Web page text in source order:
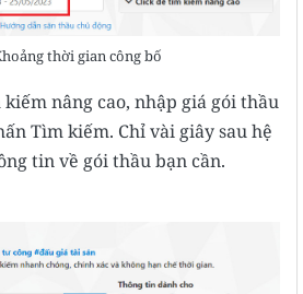
thời gian công bố
nâng cao, nhập giá gói thầu
Tìm kiếm. Chỉ vài giây sau hệ
tin về gói thầu bạn cần.